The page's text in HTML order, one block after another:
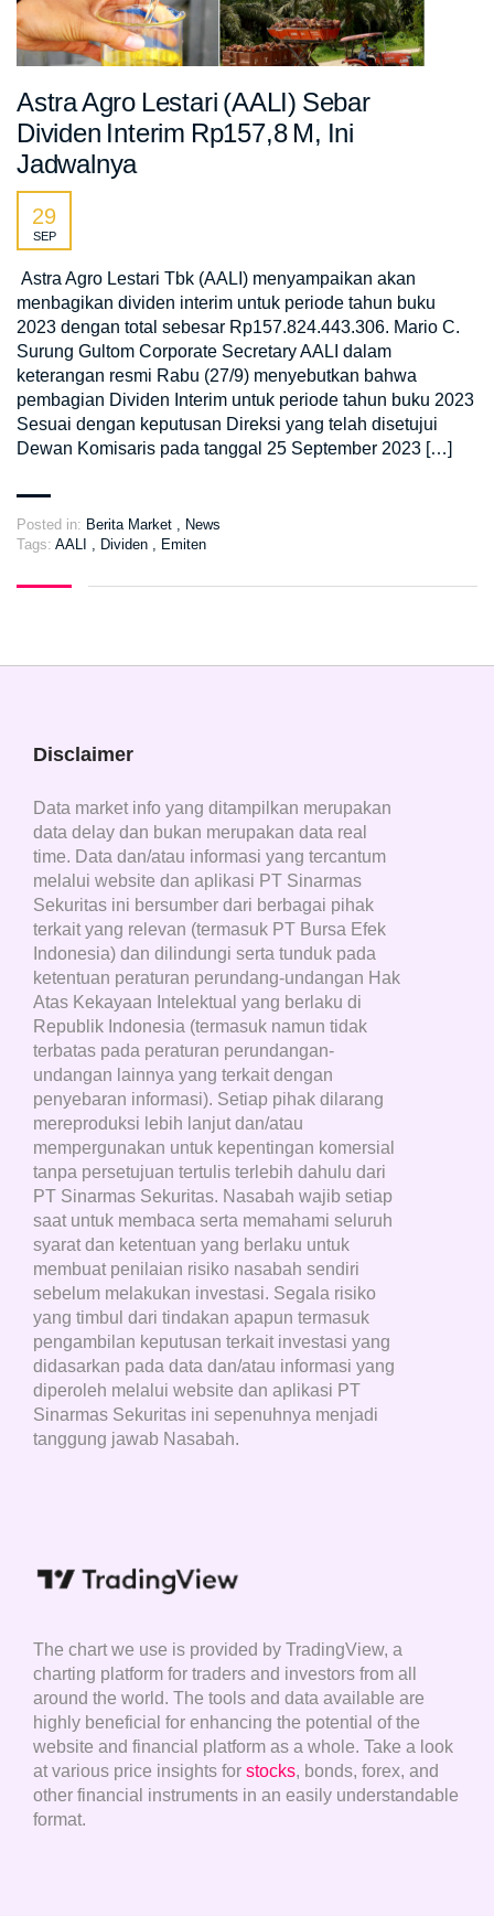
Astra Agro Lestari (AALI) Sebar
Dividen Interim Rp157,8 M, Ini
Jadwalnya
29
SEP
Astra Agro Lestari Tbk (AALI) menyampaikan akan
menbagikan dividen interim untuk periode tahun buku
2023 dengan total sebesar Rp157.824.443.306. Mario C.
Surung Gultom Corporate Secretary AALI dalam
keterangan resmi Rabu (27/9) menyebutkan bahwa
pembagian Dividen Interim untuk periode tahun buku 2023
Sesuai dengan keputusan Direksi yang telah disetujui
Dewan Komisaris pada tanggal 25 September 2023 […]
Posted in: Berita Market
News
Tags: AALI Dividen Emiten
Disclaimer
Data market info yang ditampilkan merupakan
data delay dan bukan merupakan data real
time. Data dan/atau informasi yang tercantum
melalui website dan aplikasi PT Sinarmas
Sekuritas ini bersumber dari berbagai pihak
terkait yang relevan (termasuk PT Bursa Efek
Indonesia) dan dilindungi serta tunduk pada
ketentuan peraturan perundang-undangan Hak
Atas Kekayaan Intelektual yang berlaku di
Republik Indonesia (termasuk namun tidak
terbatas pada peraturan perundangan-
undangan lainnya yang terkait dengan
penyebaran informasi). Setiap pihak dilarang
mereproduksi lebih lanjut dan/atau
mempergunakan untuk kepentingan komersial
tanpa persetujuan tertulis terlebih dahulu dari
PT Sinarmas Sekuritas. Nasabah wajib setiap
saat untuk membaca serta memahami seluruh
syarat dan ketentuan yang berlaku untuk
membuat penilaian risiko nasabah sendiri
sebelum melakukan investasi. Segala risiko
yang timbul dari tindakan apapun termasuk
pengambilan keputusan terkait investasi yang
didasarkan pada data dan/atau informasi yang
diperoleh melalui website dan aplikasi PT
Sinarmas Sekuritas ini sepenuhnya menjadi
tanggung jawab Nasabah.
The chart we use is provided by TradingView, a
charting platform for traders and investors from all
around the world. The tools and data available are
highly beneficial for enhancing the potential of the
website and financial platform as a whole. Take a look
at various price insights for stocks, bonds, forex, and
other financial instruments in an easily understandable
format.